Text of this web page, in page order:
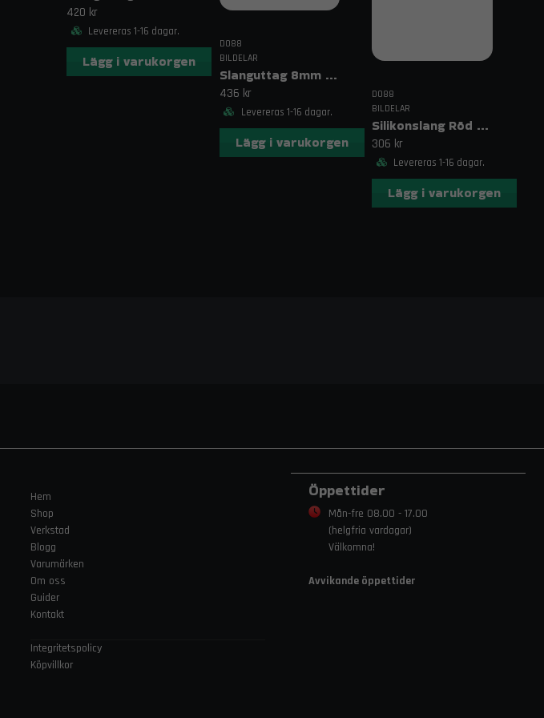
420 kr
Levereras 1-16 dagar.
Lägg i varukorgen
DO88
BILDELAR
Slanguttag 8mm (5/16")
436 kr
Levereras 1-16 dagar.
Lägg i varukorgen
DO88
BILDELAR
Silikonslang Röd 3–4" (76–102mm)
306 kr
Levereras 1-16 dagar.
Lägg i varukorgen
Hem
Shop
Verkstad
Blogg
Varumärken
Om oss
Guider
Kontakt
Integritetspolicy
Köpvillkor
Öppettider
Mån-fre 08.00 - 17.00
(helgfria vardagar)
Välkomna!
Avvikande öppettider